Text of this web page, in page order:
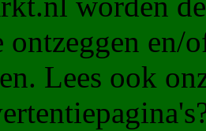
ontzeggen en/
Lees ook